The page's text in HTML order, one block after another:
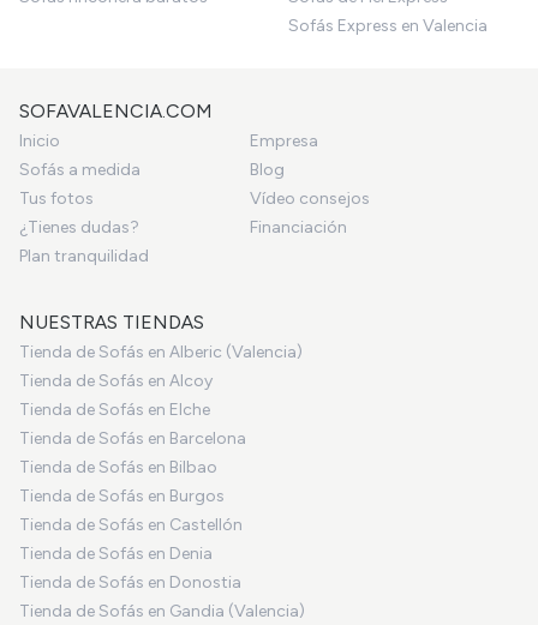
Sofás Express en Valencia
SOFAVALENCIA.COM
Inicio
Empresa
Sofás a medida
Blog
Tus fotos
Vídeo consejos
¿Tienes dudas?
Financiación
Plan tranquilidad
NUESTRAS TIENDAS
Tienda de Sofás en Alberic (Valencia)
Tienda de Sofás en Alcoy
Tienda de Sofás en Elche
Tienda de Sofás en Barcelona
Tienda de Sofás en Bilbao
Tienda de Sofás en Burgos
Tienda de Sofás en Castellón
Tienda de Sofás en Denia
Tienda de Sofás en Donostia
Tienda de Sofás en Gandia (Valencia)